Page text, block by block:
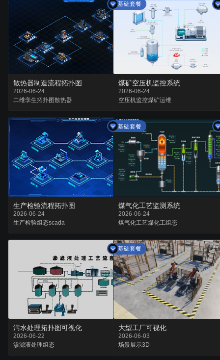
基础套餐
散热器制造流程拓扑图
2026-06-24
二维孪生拓扑图散热器
煤矿空压机监控系统
2026-06-24
空压机监控煤矿运维
基础套餐
生产检验流程拓扑图
2026-06-24
生产检验组态scada
煤气化工艺监测系统
2026-06-24
煤气化工艺煤化工组态
基础套餐
污水处理拓扑图可视化
2026-06-22
渗滤液处理组态
大型工厂可视化
2026-06-03
场景展示3D